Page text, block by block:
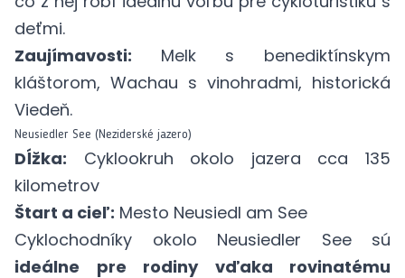
deťmi.
Zaujímavosti: Melk s benediktínskym
kláštorom, Wachau s vinohradmi, historická
Viedeň.
Neusiedler See (Neziderské jazero)
Dĺžka: Cyklookruh okolo jazera cca 135
kilometrov
Štart a cieľ: Mesto Neusiedl am See
Cyklochodníky okolo Neusiedler See sú
ideálne pre rodiny vďaka rovinatému